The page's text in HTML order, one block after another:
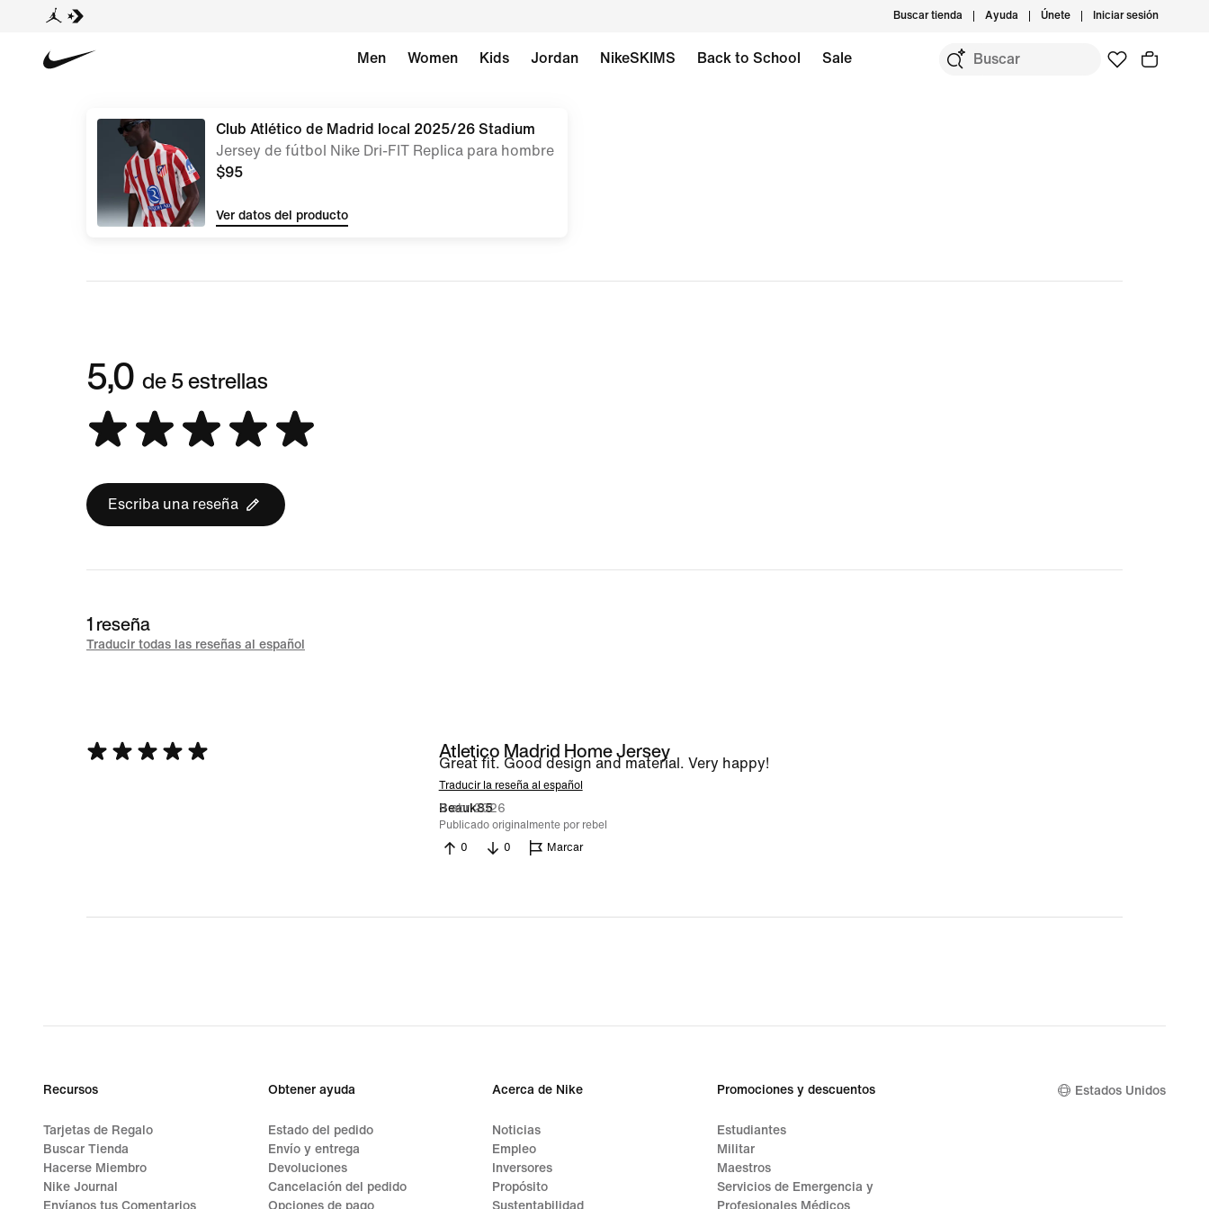
Buscar tienda Ayuda Únete Iniciar sesión
Men Women Kids Jordan NikeSKIMS Back to School Sale
Club Atlético de Madrid local 2025/26 Stadium
Jersey de fútbol Nike Dri-FIT Replica para hombre
$95
Ver datos del producto
5,0 de 5 estrellas
Escriba una reseña
1 reseña
Traducir todas las reseñas al español
Se
Atletico Madrid Home Jersey
Great fit. Good design and material. Very happy!
Traducir la reseña al español
Beauk85
9 abr 2026
Publicado originalmente por rebel
0
0 Marcar
Recursos
Tarjetas de Regalo
Buscar Tienda
Hacerse Miembro
Nike Journal
Envíanos tus Comentarios
Obtener ayuda
Estado del pedido
Envío y entrega
Devoluciones
Cancelación del pedido
Opciones de pago
Acerca de Nike
Noticias
Empleo
Inversores
Propósito
Sustentabilidad
Promociones y descuentos
Estudiantes
Militar
Maestros
Servicios de Emergencia y
Profesionales Médicos
Estados Unidos